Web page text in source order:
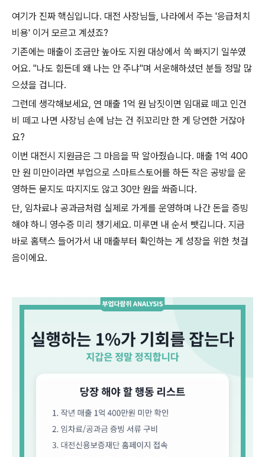
여기가 진짜 핵심입니다. 대전 사장님들, 나라에서 주는 '응급처치
비용' 이거 모르고 계셨죠?
기존에는 매출이 조금만 높아도 지원 대상에서 쏙 빠지기 일쑤였
어요. "나도 힘든데 왜 나는 안 주냐"며 서운해하셨던 분들 정말 많
으셨을 겁니다.
그런데 생각해보세요, 연 매출 1억 원 남짓이면 임대료 떼고 인건
비 떼고 나면 사장님 손에 남는 건 쥐꼬리만 한 게 당연한 거잖아
요?
이번 대전시 지원금은 그 마음을 딱 알아줬습니다. 매출 1억 400
만 원 미만이라면 부업으로 스마트스토어를 하든 작은 공방을 운
영하든 묻지도 따지지도 않고 30만 원을 쏴줍니다.
단, 임차료나 공과금처럼 실제로 가게를 운영하며 나간 돈을 증빙
해야 하니 영수증 미리 챙기세요. 미루면 내 순서 뺏깁니다. 지금
바로 홈택스 들어가서 내 매출부터 확인하는 게 성장을 위한 첫걸
음이에요.